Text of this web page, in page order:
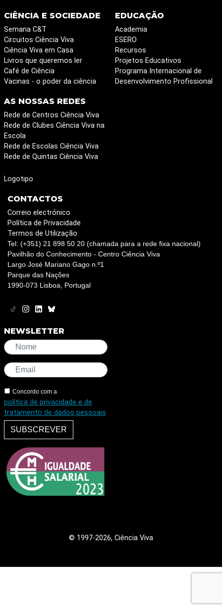
CIÊNCIA E SOCIEDADE
Semana C&T
Circuitos Ciência Viva
Ciência Viva em Casa
Livros que queremos ler
Café de Ciência
Vacinas - o poder da ciência
EDUCAÇÃO
Academia
ESERO
Recursos
Projetos Educativos
Programa Internacional de
Desenvolvimento Profissional
AS NOSSAS REDES
Rede de Centros Ciência Viva
Rede de Clubes Ciência Viva na
Escola
Rede de Escolas Ciência Viva
Rede de Quintas Ciência Viva
Logotipo
CONTACTOS
Correio electrónico
Política de Privacidade
Termos de Utilização
Tel: (+351) 21 898 50 20 (chamada para a rede fixa nacional)
Pavilhão do Conhecimento - Centro Ciência Viva
Largo José Mariano Gago n.º1
Parque das Nações
1990-073 Lisboa, Portugal
NEWSLETTER
Concordo com a
política de privacidade e de
tratamento de dados pessoais
SUBSCREVER
© 1997-2026, Ciência Viva